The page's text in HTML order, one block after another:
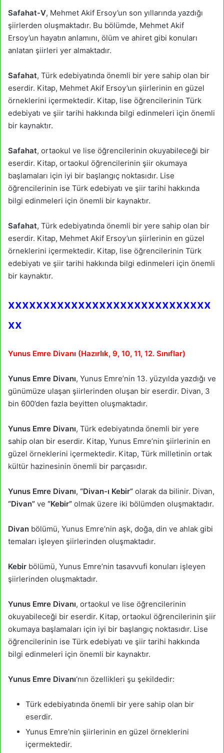
Safahat-V, Mehmet Akif Ersoy’un son yıllarında yazdığı
şiirlerden oluşmaktadır. Bu bölümde, Mehmet Akif
Ersoy’un hayatın anlamını, ölüm ve ahiret gibi konuları
anlatan şiirleri yer almaktadır.
Safahat, Türk edebiyatında önemli bir yere sahip olan bir
eserdir. Kitap, Mehmet Akif Ersoy’un şiirlerinin en güzel
örneklerini içermektedir. Kitap, lise öğrencilerinin Türk
edebiyatı ve şiir tarihi hakkında bilgi edinmeleri için önemli
bir kaynaktır.
Safahat, ortaokul ve lise öğrencilerinin okuyabileceği bir
eserdir. Kitap, ortaokul öğrencilerinin şiir okumaya
başlamaları için iyi bir başlangıç noktasıdır. Lise
öğrencilerinin ise Türk edebiyatı ve şiir tarihi hakkında
bilgi edinmeleri için önemli bir kaynaktır.
Safahat, Türk edebiyatında önemli bir yere sahip olan bir
eserdir. Kitap, Mehmet Akif Ersoy’un şiirlerinin en güzel
örneklerini içermektedir. Kitap, lise öğrencilerinin Türk
edebiyatı ve şiir tarihi hakkında bilgi edinmeleri için önemli
bir kaynaktır.
xxxxxxxxxxxxxxxxxxxxxxxxxxxxx
xx
Yunus Emre Divanı (Hazırlık, 9, 10, 11, 12. Sınıflar)
Yunus Emre Divanı, Yunus Emre’nin 13. yüzyılda yazdığı ve
günümüze ulaşan şiirlerinden oluşan bir eserdir. Divan, 3
bin 600’den fazla beyitten oluşmaktadır.
Yunus Emre Divanı, Türk edebiyatında önemli bir yere
sahip olan bir eserdir. Kitap, Yunus Emre’nin şiirlerinin en
güzel örneklerini içermektedir. Kitap, Türk milletinin ortak
kültür hazinesinin önemli bir parçasıdır.
Yunus Emre Divanı, “Divan-ı Kebir” olarak da bilinir. Divan,
“Divan” ve “Kebir” olmak üzere iki bölümden oluşmaktadır.
Divan bölümü, Yunus Emre’nin aşk, doğa, din ve ahlak gibi
temaları işleyen şiirlerinden oluşmaktadır.
Kebir bölümü, Yunus Emre’nin tasavvufi konuları işleyen
şiirlerinden oluşmaktadır.
Yunus Emre Divanı, ortaokul ve lise öğrencilerinin
okuyabileceği bir eserdir. Kitap, ortaokul öğrencilerinin şiir
okumaya başlamaları için iyi bir başlangıç noktasıdır. Lise
öğrencilerinin ise Türk edebiyatı ve şiir tarihi hakkında
bilgi edinmeleri için önemli bir kaynaktır.
Yunus Emre Divanı‘nın özellikleri şu şekildedir:
Türk edebiyatında önemli bir yere sahip olan bir
eserdir.
Yunus Emre’nin şiirlerinin en güzel örneklerini
içermektedir.